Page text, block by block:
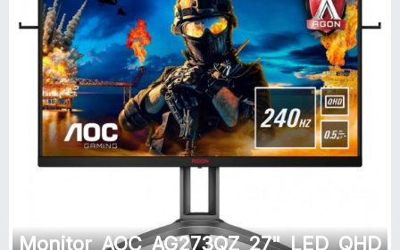
Monitor AOC AG273QZ 27" LED QHD